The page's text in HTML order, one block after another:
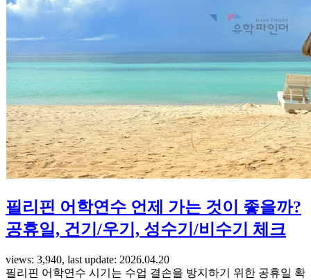
필리핀 어학연수 언제 가는 것이 좋을까?
공휴일, 건기/우기, 성수기/비수기 체크
views: 3,940, last update: 2026.04.20
필리핀 어학연수 시기는 수업 결손을 방지하기 위한 공휴일 확